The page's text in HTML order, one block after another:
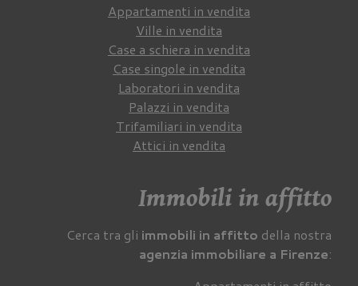
Appartamenti in vendita
Ville in vendita
Case a schiera in vendita
Case singole in vendita
Laboratori in vendita
Palazzi in vendita
Trifamiliari in vendita
Attici in vendita
Immobili in affitto
Cerca tra gli immobili in affitto della nostra
agenzia immobiliare a Firenze: